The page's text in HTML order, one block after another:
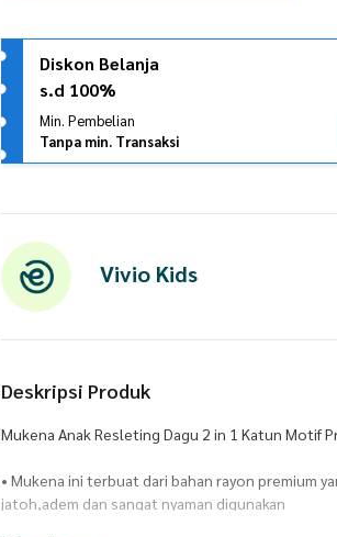
Diskon Belanja
s.d 100%
Min. Pembelian
Tanpa min. Transaksi
Vivio Kids
Deskripsi Produk
Mukena Anak Resleting Dagu 2 in 1 Katun Motif
• Mukena ini terbuat dari bahan rayon premium
jatoh,adem dan sangat nyaman digunakan